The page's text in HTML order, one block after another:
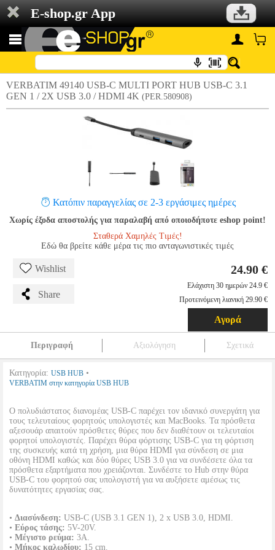
E-shop.gr App
VERBATIM 49140 USB-C MULTI PORT HUB USB-C 3.1
GEN 1 / 2X USB 3.0 / HDMI 4K (PER.580908)
Κατόπιν παραγγελίας σε 2-3 εργάσιμες ημέρες
Χωρίς έξοδα αποστολής για παραλαβή από οποιοδήποτε eshop point!
Σταθερά Χαμηλές Τιμές!
Εδώ θα βρείτε κάθε μέρα τις πιο ανταγωνιστικές τιμές
Wishlist
Share
24.90 €
Ελάχιστη 30 ημερών 24.9 €
Προτεινόμενη λιανική 29.90 €
Αγορά
Περιγραφή Αξιολόγηση Σχετικά
Κατηγορία: USB HUB •
VERBATIM στην κατηγορία USB HUB
Ο πολυδιάστατος διανομέας USB-C παρέχει τον ιδανικό συνεργάτη για
τους τελευταίους φορητούς υπολογιστές και MacBooks. Τα πρόσθετα
αξεσουάρ απαιτούν πρόσθετες θύρες που δεν διαθέτουν οι τελευταίοι
φορητοί υπολογιστές. Παρέχει θύρα φόρτισης USB-C για τη φόρτιση
της συσκευής κατά τη χρήση, μια θύρα HDMI για σύνδεση σε μια
οθόνη HDMI καθώς και δύο θύρες USB 3.0 για να συνδέσετε όλα τα
πρόσθετα εξαρτήματα που χρειάζονται. Συνδέστε το Hub στην θύρα
USB-C του φορητού σας υπολογιστή για να αυξήσετε αμέσως τις
δυνατότητες εργασίας σας.
• Διασύνδεση: USB-C (USB 3.1 GEN 1), 2 x USB 3.0, HDMI.
• Εύρος τάσης: 5V-20V.
• Μέγιστο ρεύμα: 3A.
• Μήκος καλωδίου: 15 cm.